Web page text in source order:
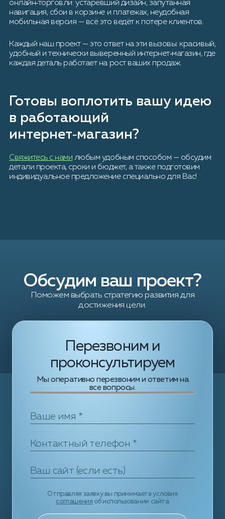
онлайн‑торговли: устаревший дизайн, запутанная
навигация, сбои в корзине и платежах, неудобная
мобильная версия — всё это ведёт к потере клиентов.
Каждый наш проект — это ответ на эти вызовы: красивый,
удобный и технически выверенный интернет‑магазин, где
каждая деталь работает на рост ваших продаж.
Готовы воплотить вашу идею
в работающий
интернет‑магазин?
Свяжитесь с нами любым удобным способом — обсудим
детали проекта, сроки и бюджет, а также подготовим
индивидуальное предложение специально для Вас!
Обсудим ваш проект?
Поможем выбрать стратегию развития для
достижения цели.
Перезвоним и
проконсультируем
Мы оперативно перезвоним и ответим на
все вопросы.
Отправляя заявку вы принимаете условия
соглашения об использовании сайта